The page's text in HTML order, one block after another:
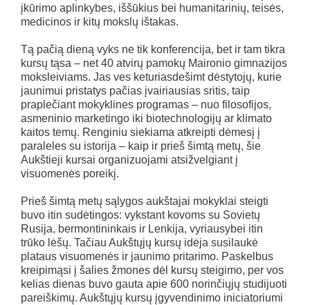
įkūrimo aplinkybes, iššūkius bei humanitarinių, teisės,
medicinos ir kitų mokslų ištakas.
Tą pačią dieną vyks ne tik konferencija, bet ir tam tikra
kursų tąsa – net 40 atvirų pamokų Maironio gimnazijos
moksleiviams. Jas ves keturiasdešimt dėstytojų, kurie
jaunimui pristatys pačias įvairiausias sritis, taip
praplečiant mokyklines programas – nuo filosofijos,
asmeninio marketingo iki biotechnologijų ar klimato
kaitos temų. Renginiu siekiama atkreipti dėmesį į
paraleles su istorija – kaip ir prieš šimtą metų, šie
Aukštieji kursai organizuojami atsižvelgiant į
visuomenės poreikį.
Prieš šimtą metų sąlygos aukštajai mokyklai steigti
buvo itin sudėtingos: vykstant kovoms su Sovietų
Rusija, bermontininkais ir Lenkija, vyriausybei itin
trūko lėšų. Tačiau Aukštųjų kursų idėja susilaukė
plataus visuomenės ir jaunimo pritarimo. Paskelbus
kreipimąsi į šalies žmones dėl kursų steigimo, per vos
kelias dienas buvo gauta apie 600 norinčiųjų studijuoti
pareiškimų. Aukštųjų kursų įgyvendinimo iniciatoriumi